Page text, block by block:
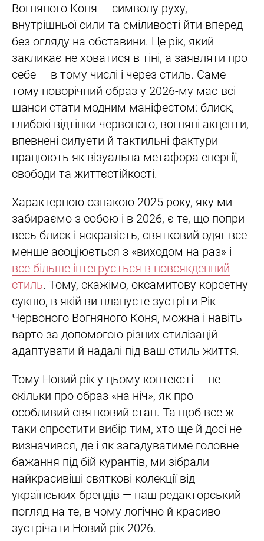
Вогняного Коня — символу руху,
внутрішньої сили та сміливості йти вперед
без огляду на обставини. Це рік, який
закликає не ховатися в тіні, а заявляти про
себе — в тому числі і через стиль. Саме
тому новорічний образ у 2026-му має всі
шанси стати модним маніфестом: блиск,
глибокі відтінки червоного, вогняні акценти,
впевнені силуети й тактильні фактури
працюють як візуальна метафора енергії,
свободи та життєстійкості.
Характерною ознакою 2025 року, яку ми
забираємо з собою і в 2026, є те, що попри
весь блиск і яскравість, святковий одяг все
менше асоціюється з «виходом на раз» і
все більше інтегрується в повсякденний
стиль. Тому, скажімо, оксамитову корсетну
сукню, в якій ви плануєте зустріти Рік
Червоного Вогняного Коня, можна і навіть
варто за допомогою різних стилізацій
адаптувати й надалі під ваш стиль життя.
Тому Новий рік у цьому контексті — не
скільки про образ «на ніч», як про
особливий святковий стан. Та щоб все ж
таки спростити вибір тим, хто ще й досі не
визначився, де і як загадуватиме головне
бажання під бій курантів, ми зібрали
найкрасивіші святкові колекції від
українських брендів — наш редакторський
погляд на те, в чому логічно й красиво
зустрічати Новий рік 2026.